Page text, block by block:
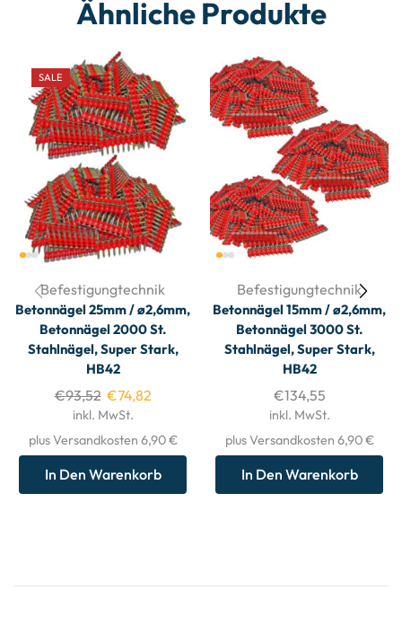
Ähnliche Produkte
SALE
Befestigungtechnik
Betonnägel 25mm / ø2,6mm,
Betonnägel 2000 St.
Stahlnägel, Super Stark,
HB42
€93,52 €74,82
inkl. MwSt.
plus Versandkosten 6,90 €
In Den Warenkorb
Befestigungtechnik
Betonnägel 15mm / ø2,6mm,
Betonnägel 3000 St.
Stahlnägel, Super Stark,
HB42
€134,55
inkl. MwSt.
plus Versandkosten 6,90 €
In Den Warenkorb